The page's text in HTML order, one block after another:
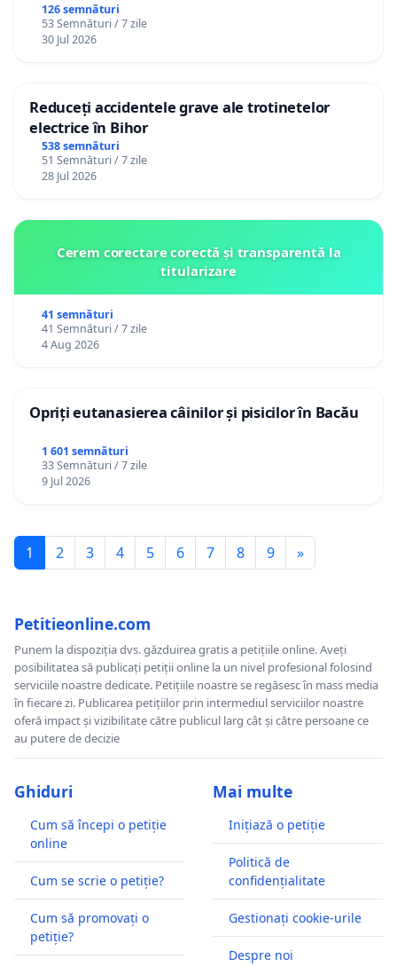
126 semnături
53 Semnături / 7 zile
30 Jul 2026
Reduceți accidentele grave ale trotinetelor
electrice în Bihor
538 semnături
51 Semnături / 7 zile
28 Jul 2026
Cerem corectare corectă și transparentă la
titularizare
41 semnături
41 Semnături / 7 zile
4 Aug 2026
Opriți eutanasierea câinilor și pisicilor în Bacău
1 601 semnături
33 Semnături / 7 zile
9 Jul 2026
1 2 3 4 5 6 7 8 9 »
Petitieonline.com
Punem la dispoziția dvs. găzduirea gratis a petițiile online. Aveți
posibilitatea să publicați petiții online la un nivel profesional folosind
serviciile noastre dedicate. Petițiile noastre se regăsesc în mass media
în fiecare zi. Publicarea petițiilor prin intermediul serviciilor noastre
oferă impact și vizibilitate către publicul larg cât și către persoane ce
au putere de decizie
Ghiduri
Cum să începi o petiție
online
Cum se scrie o petiție?
Cum să promovați o
petiție?
Mai multe
Inițiază o petiție
Politică de
confidențialitate
Gestionați cookie-urile
Despre noi